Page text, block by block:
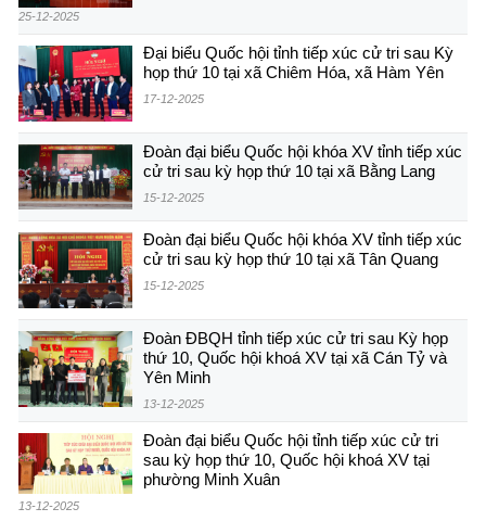
25-12-2025
Đại biểu Quốc hội tỉnh tiếp xúc cử tri sau Kỳ
họp thứ 10 tại xã Chiêm Hóa, xã Hàm Yên
17-12-2025
Đoàn đại biểu Quốc hội khóa XV tỉnh tiếp xúc
cử tri sau kỳ họp thứ 10 tại xã Bằng Lang
15-12-2025
Đoàn đại biểu Quốc hội khóa XV tỉnh tiếp xúc
cử tri sau kỳ họp thứ 10 tại xã Tân Quang
15-12-2025
Đoàn ĐBQH tỉnh tiếp xúc cử tri sau Kỳ họp
thứ 10, Quốc hội khoá XV tại xã Cán Tỷ và
Yên Minh
13-12-2025
Đoàn đại biểu Quốc hội tỉnh tiếp xúc cử tri
sau kỳ họp thứ 10, Quốc hội khoá XV tại
phường Minh Xuân
13-12-2025